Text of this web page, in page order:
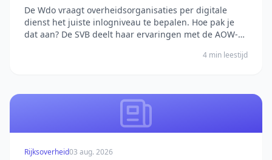
De Wdo vraagt overheidsorganisaties per digitale
dienst het juiste inlogniveau te bepalen. Hoe pak je
dat aan? De SVB deelt haar ervaringen met de AOW-
digitale dienstverlening verscheen eerst op Digitale
4 min leestijd
Rijksoverheid03 aug. 2026